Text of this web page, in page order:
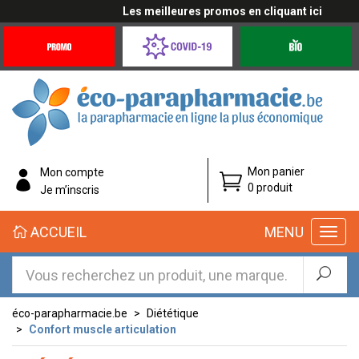
Les meilleures promos en cliquant ici
Offres
Coronavirus
éco-
parapharmacie.fr
éco-
parapharmacie.fr
Mon compte
Je m’inscris
Mon panier
0 produit
MENU
ACCUEIL
éco-parapharmacie.be
Diététique
Confort muscle articulation